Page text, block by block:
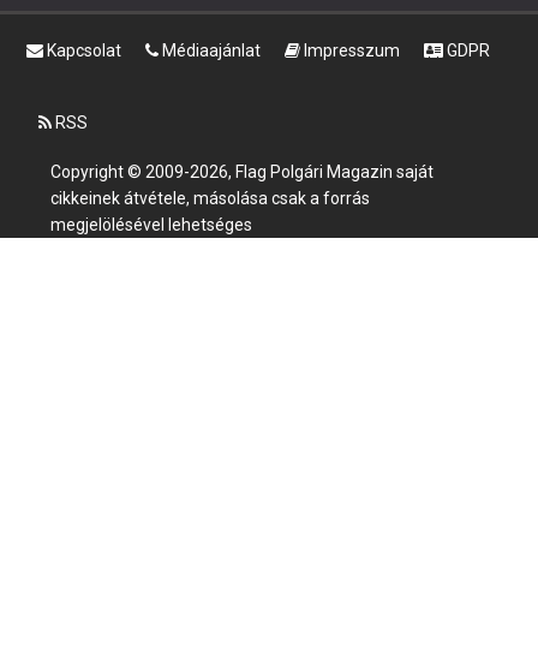
Kapcsolat Médiaajánlat Impresszum GDPR
RSS
Copyright © 2009-2026, Flag Polgári Magazin saját
cikkeinek átvétele, másolása csak a forrás
megjelölésével lehetséges